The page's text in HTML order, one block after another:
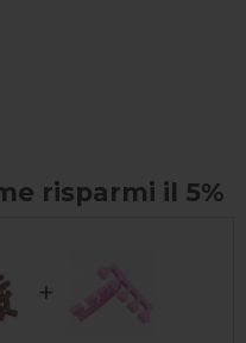
risparmi il 5%
+